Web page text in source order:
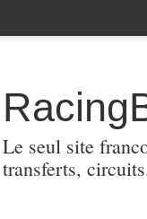
Le seul site
transferts,